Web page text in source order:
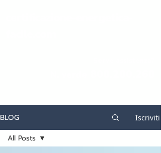
BLOG Iscriviti
All Posts